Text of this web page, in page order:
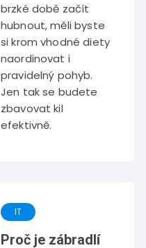
brzké době začít
hubnout, měli byste
si krom vhodné diety
naordinovat i
pravidelný pohyb.
Jen tak se budete
zbavovat kil
efektivně.
IT
Proč je zábradlí